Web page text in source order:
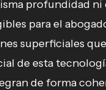
profundidad ni
para el
superficiales
de esta
de forma